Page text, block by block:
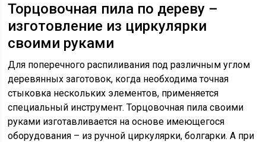
Торцовочная пила по дереву –
изготовление из циркулярки
своими руками
Для поперечного распиливания под различным углом
деревянных заготовок, когда необходима точная
стыковка нескольких элементов, применяется
специальный инструмент. Торцовочная пила своими
руками изготавливается на основе имеющегося
оборудования – из ручной циркулярки, болгарки. А при